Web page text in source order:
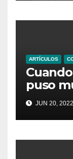
ARTÍCULOS
puso
JUN 20, 2022